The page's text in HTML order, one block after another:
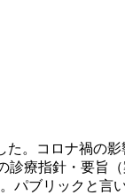
。コロナ禍の
療指針・要旨
パブリックと言